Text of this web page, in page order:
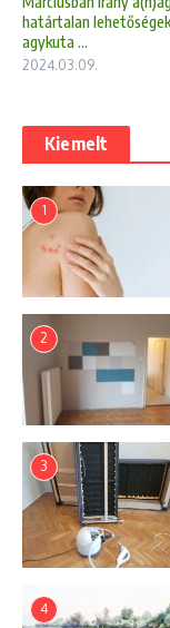
határtalan
agykuta ...
2024.03.09.
Kiemelt
1
2
3
4